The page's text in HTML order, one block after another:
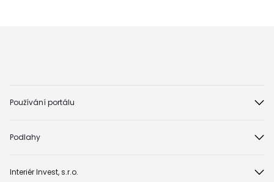
Používání portálu
Podlahy
Interiér Invest, s.r.o.